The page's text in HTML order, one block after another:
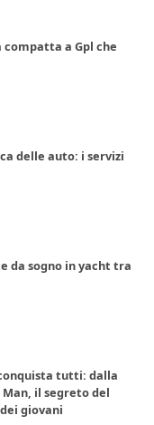
compatta a Gpl che
delle auto: i servizi
da sogno in yacht tra
tutti: dalla
il segreto del
giovani